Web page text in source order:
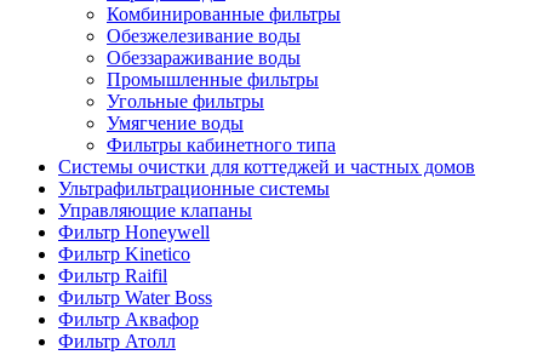
Комбинированные фильтры
Обезжелезивание воды
Обеззараживание воды
Промышленные фильтры
Угольные фильтры
Умягчение воды
Фильтры кабинетного типа
Системы очистки для коттеджей и частных домов
Ультрафильтрационные системы
Управляющие клапаны
Фильтр Honeywell
Фильтр Kinetico
Фильтр Raifil
Фильтр Water Boss
Фильтр Аквафор
Фильтр Атолл